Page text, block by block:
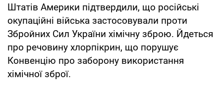
Штатів Америки підтвердили, що російські
окупаційні війська застосовували проти
Збройних Сил України хімічну зброю. Йдеться
про речовину хлорпікрин, що порушує
Конвенцію про заборону використання
хімічної зброї.